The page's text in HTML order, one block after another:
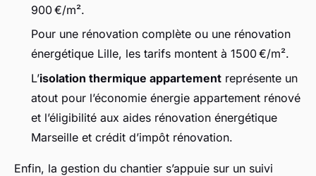
900 €/m².
Pour une rénovation complète ou une rénovation
énergétique Lille, les tarifs montent à 1500 €/m².
L’isolation thermique appartement représente un
atout pour l’économie énergie appartement rénové
et l’éligibilité aux aides rénovation énergétique
Marseille et crédit d’impôt rénovation.
Enfin, la gestion du chantier s’appuie sur un suivi